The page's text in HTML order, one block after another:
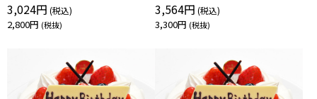
3,024円
2,800円
3,564円
3,300円